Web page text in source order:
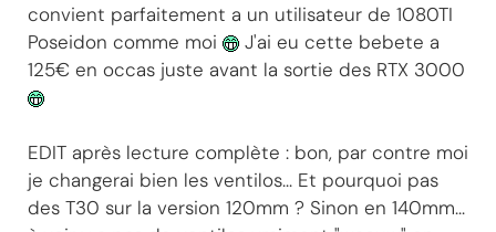
convient parfaitement a un utilisateur de 1080TI
Poseidon comme moi
J'ai eu cette bebete a
125€ en occas juste avant la sortie des RTX 3000
EDIT après lecture complète : bon, par contre moi
je changerai bien les ventilos... Et pourquoi pas
des T30 sur la version 120mm ? Sinon en 140mm...